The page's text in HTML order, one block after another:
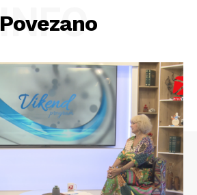
Povezano
INFO